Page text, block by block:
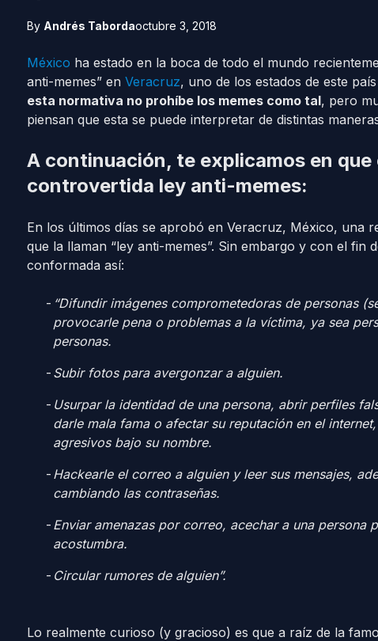
By Andrés Tabordaoctubre 3, 2018
México ha estado en la boca de todo el mundo
anti-memes” en Veracruz, uno de los estados de este
esta normativa no prohíbe los memes como tal, pero
piensan que esta se puede interpretar de distintas
A continuación, te explicamos en
controvertida ley anti-memes:
En los últimos días se aprobó en Veracruz, México, una
que la llaman “ley anti-memes”. Sin embargo y con el fin
conformada así:
“Difundir imágenes comprometedoras de personas
provocarle pena o problemas a la víctima, ya sea
personas.
Subir fotos para avergonzar a alguien.
Usurpar la identidad de una persona, abrir perfiles
darle mala fama o afectar su reputación en el
agresivos bajo su nombre.
Hackearle el correo a alguien y leer sus mensajes,
cambiando las contraseñas.
Enviar amenazas por correo, acechar a una persona
acostumbra.
Circular rumores de alguien”.
Lo realmente curioso (y gracioso) es que a raíz de la